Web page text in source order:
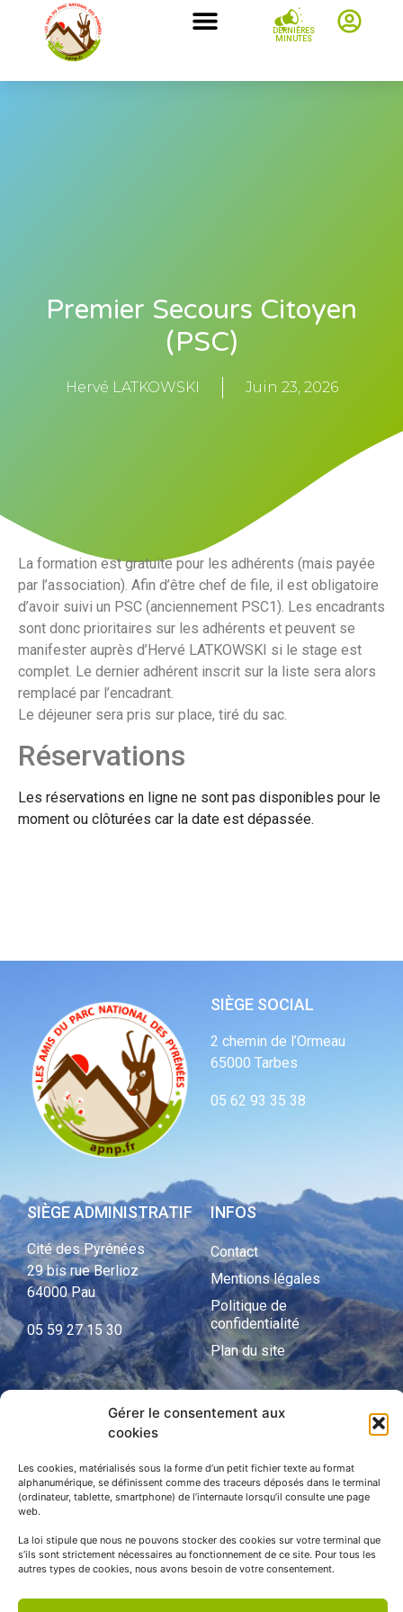
Gérer le consentement aux
cookies
Les cookies, matérialisés sous la forme d’un petit fichier texte au format
alphanumérique, se définissent comme des traceurs déposés dans le terminal
(ordinateur, tablette, smartphone) de l’internaute lorsqu’il consulte une page
web.
La loi stipule que nous ne pouvons stocker des cookies sur votre terminal que
s’ils sont strictement nécessaires au fonctionnement de ce site. Pour tous les
autres types de cookies, nous avons besoin de votre consentement.
DERNIÈRES
MINUTES
Premier Secours Citoyen
(PSC)
Hervé LATKOWSKI Juin 23, 2026
La formation est gratuite pour les adhérents (mais payée
par l’association). Afin d’être chef de file, il est obligatoire
d’avoir suivi un PSC (anciennement PSC1). Les encadrants
sont donc prioritaires sur les adhérents et peuvent se
manifester auprès d’Hervé LATKOWSKI si le stage est
complet. Le dernier adhérent inscrit sur la liste sera alors
remplacé par l’encadrant.
Le déjeuner sera pris sur place, tiré du sac.
Réservations
Les réservations en ligne ne sont pas disponibles pour le
moment ou clôturées car la date est dépassée.
SIÈGE SOCIAL
2 chemin de l’Ormeau
65000 Tarbes
05 62 93 35 38
SIÈGE ADMINISTRATIF
Cité des Pyrénées
29 bis rue Berlioz
64000 Pau
05 59 27 15 30
INFOS
Contact
Mentions légales
Politique de
confidentialité
Plan du site
Parc national des Pyrénées